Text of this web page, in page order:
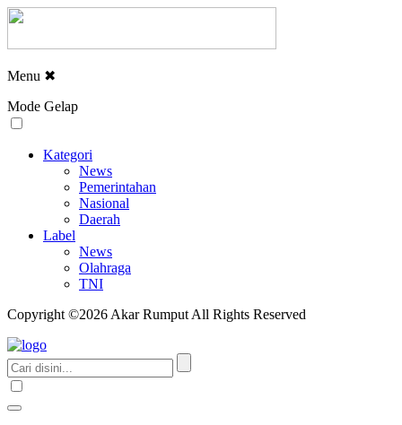
Menu ✖
Mode Gelap
Kategori
News
Pemerintahan
Nasional
Daerah
Label
News
Olahraga
TNI
Copyright ©2026 Akar Rumput All Rights Reserved